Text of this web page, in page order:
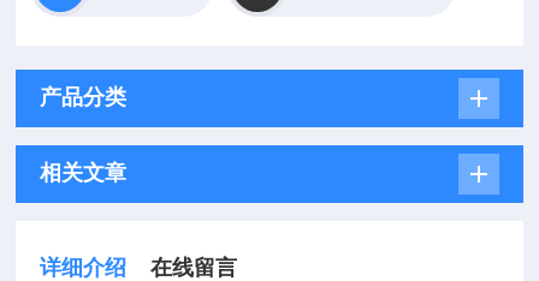
产品分类
相关文章
详细介绍 在线留言